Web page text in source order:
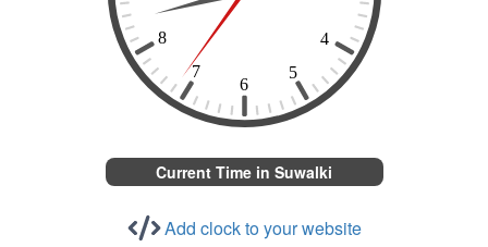
Current Time in Suwalki
Add clock to your website